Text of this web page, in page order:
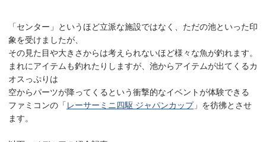
「センター」というほど立派な施設ではなく、ただの池といった印
象を受けましたが、
その見た目や大きさからは考えられないほど様々な魚が釣れます。
まれにアイテムも釣れたりしますが、池からアイテムが出てくるカ
オスっぷりは
空からパーツが降ってくるという衝撃的なイベントが体験できる
ファミコンの「レーサーミニ四駆 ジャパンカップ」を彷彿とさせ
ます。